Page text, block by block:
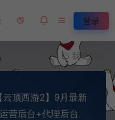
登录
我要投稿
顶西游2】9月最新
营后台+代理后台